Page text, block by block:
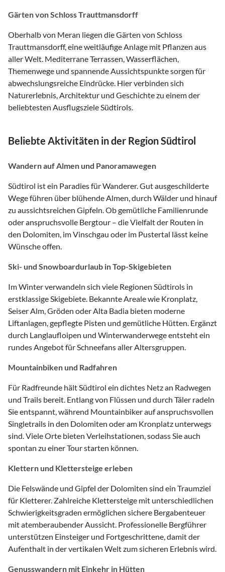
Gärten von Schloss Trauttmansdorff
Oberhalb von Meran liegen die Gärten von Schloss
Trauttmansdorff, eine weitläufige Anlage mit Pflanzen aus
aller Welt. Mediterrane Terrassen, Wasserflächen,
Themenwege und spannende Aussichtspunkte sorgen für
abwechslungsreiche Eindrücke. Hier verbinden sich
Naturerlebnis, Architektur und Geschichte zu einem der
beliebtesten Ausflugsziele Südtirols.
Beliebte Aktivitäten in der Region Südtirol
Wandern auf Almen und Panoramawegen
Südtirol ist ein Paradies für Wanderer. Gut ausgeschilderte
Wege führen über blühende Almen, durch Wälder und hinauf
zu aussichtsreichen Gipfeln. Ob gemütliche Familienrunde
oder anspruchsvolle Bergtour – die Vielfalt der Routen in
den Dolomiten, im Vinschgau oder im Pustertal lässt keine
Wünsche offen.
Ski- und Snowboardurlaub in Top-Skigebieten
Im Winter verwandeln sich viele Regionen Südtirols in
erstklassige Skigebiete. Bekannte Areale wie Kronplatz,
Seiser Alm, Gröden oder Alta Badia bieten moderne
Liftanlagen, gepflegte Pisten und gemütliche Hütten. Ergänzt
durch Langlaufloipen und Winterwanderwege entsteht ein
rundes Angebot für Schneefans aller Altersgruppen.
Mountainbiken und Radfahren
Für Radfreunde hält Südtirol ein dichtes Netz an Radwegen
und Trails bereit. Entlang von Flüssen und durch Täler radeln
Sie entspannt, während Mountainbiker auf anspruchsvollen
Singletrails in den Dolomiten oder am Kronplatz unterwegs
sind. Viele Orte bieten Verleihstationen, sodass Sie auch
spontan zu einer Tour starten können.
Klettern und Klettersteige erleben
Die Felswände und Gipfel der Dolomiten sind ein Traumziel
für Kletterer. Zahlreiche Klettersteige mit unterschiedlichen
Schwierigkeitsgraden ermöglichen sichere Bergabenteuer
mit atemberaubender Aussicht. Professionelle Bergführer
unterstützen Einsteiger und Fortgeschrittene, damit der
Aufenthalt in der vertikalen Welt zum sicheren Erlebnis wird.
Genusswandern mit Einkehr in Hütten